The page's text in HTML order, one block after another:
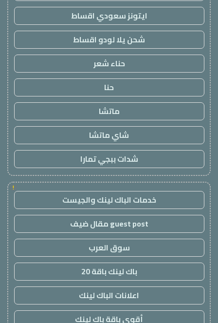
ايتونز سعودي اقساط
شحن يلا لودو اقساط
حناء شعر
حنا
ماتشا
شاي ماتشا
شدات ببجي تمارا
!
خدمات الباك لينك والجيست
guest post مقال ضيف
سوق العرب
باك لينك باقة 20
اعلانات الباك لينك
أقوى باقة باك لينك